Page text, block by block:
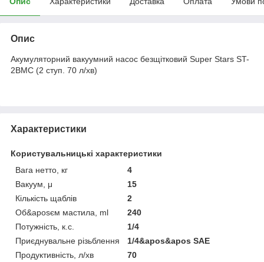
Опис
Акумуляторний вакуумний насос безщітковий Super Stars ST-
2BMC (2 ступ. 70 л/хв)
Характеристики
Користувальницькі характеристики
Вага нетто, кг
4
Вакуум, μ
15
Кількість щаблів
2
Об&aposєм мастила, ml
240
Потужність, к.с.
1/4
Приєднувальне різьблення
1/4&apos&apos SAE
Продуктивність, л/хв
70